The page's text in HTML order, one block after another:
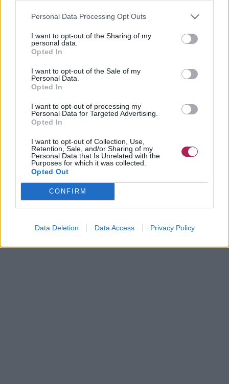
Personal Data Processing Opt Outs
I want to opt-out of the Sharing of my
personal data.
Opted In
I want to opt-out of the Sale of my
Personal Data.
Opted In
I want to opt-out of processing my
Personal Data for Targeted Advertising.
Opted In
I want to opt-out of Collection, Use,
Retention, Sale, and/or Sharing of my
Personal Data that Is Unrelated with the
Purposes for which it was collected.
Opted Out
CONFIRM
Data Deletion Data Access Privacy Policy